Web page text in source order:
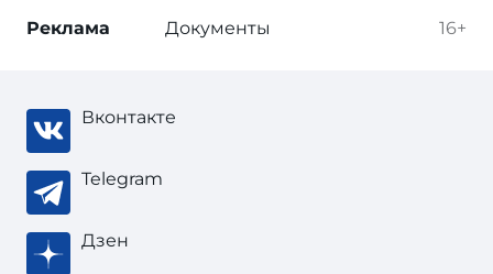
16+
Реклама Документы
Вконтакте
Telegram
Дзен